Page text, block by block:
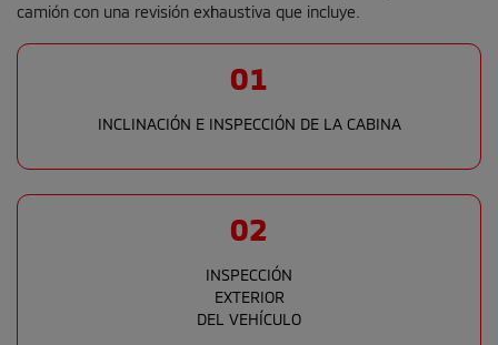
camión con una revisión exhaustiva que incluye.
01
INCLINACIÓN E INSPECCIÓN DE LA CABINA
02
INSPECCIÓN
EXTERIOR
DEL VEHÍCULO